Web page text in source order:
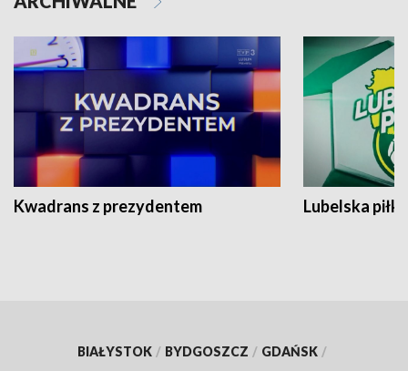
Kwadrans z prezydentem Lubelska piłka
BIAŁYSTOK / BYDGOSZCZ / GDAŃSK /